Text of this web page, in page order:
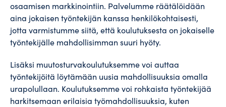
osaamisen markkinointiin. Palvelumme räätälöidään
aina jokaisen työntekijän kanssa henkilökohtaisesti,
jotta varmistumme siitä, että koulutuksesta on jokaiselle
työntekijälle mahdollisimman suuri hyöty.
Lisäksi muutosturvakoulutuksemme voi auttaa
työntekijöitä löytämään uusia mahdollisuuksia omalla
urapolullaan. Koulutuksemme voi rohkaista työntekijää
harkitsemaan erilaisia työmahdollisuuksia, kuten